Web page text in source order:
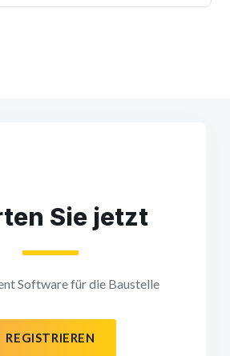
Sie jetzt
Software für die Baustelle
REGISTRIEREN